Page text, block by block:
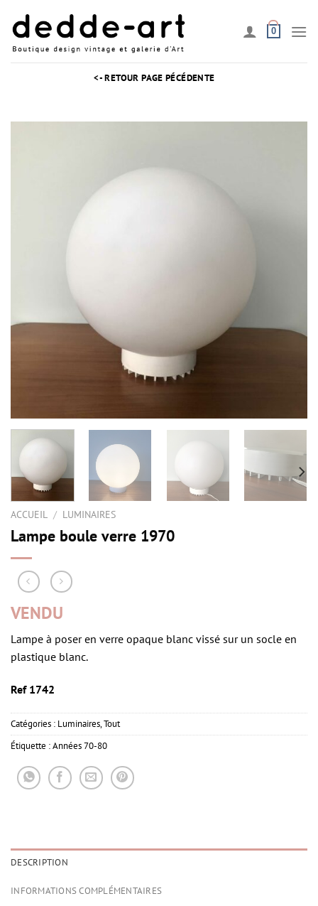
contenu
0
<- RETOUR PAGE PÉCÉDENTE
ACCUEIL / LUMINAIRES
Lampe boule verre 1970
VENDU
Lampe à poser en verre opaque blanc vissé sur un socle en
plastique blanc.
Ref 1742
Catégories : Luminaires,Tout
Étiquette :Années 70-80
DESCRIPTION
INFORMATIONS COMPLÉMENTAIRES